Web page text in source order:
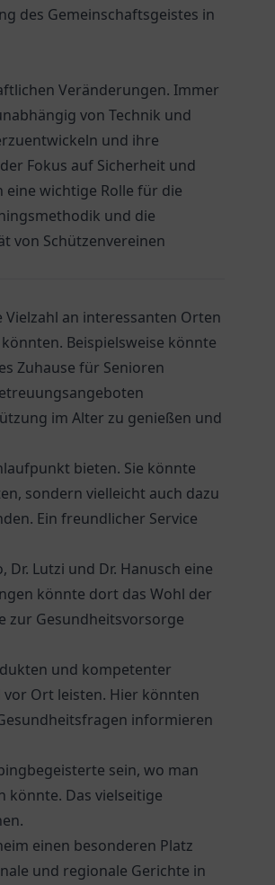
des Gemeinschaftsgeistes in
Veränderungen. Immer
von Technik und
und ihre
Fokus auf Sicherheit und
wichtige Rolle für die
und die
von Schützenvereinen
an interessanten Orten
Beispielsweise könnte
Zuhause für Senioren
im Alter zu genießen und
bieten. Sie könnte
sondern vielleicht auch dazu
Ein freundlicher Service
Dr. Lutzi und Dr. Hanusch eine
könnte dort das Wohl der
zur Gesundheitsvorsorge
und kompetenter
Ort leisten. Hier könnten
informieren
sein, wo man
könnte. Das vielseitige
einen besonderen Platz
und regionale Gerichte in